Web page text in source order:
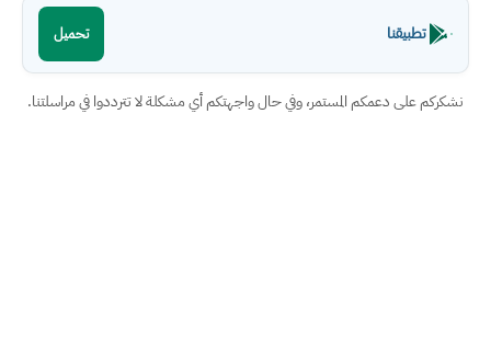
تطبيقنا تحميل
نشكركم على دعمكم المستمر، وفي حال واجهتكم أي مشكلة لا تترددوا في مراسلتنا.